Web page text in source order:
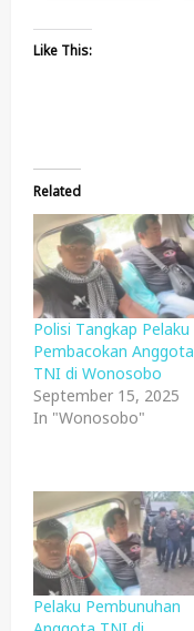
Like This:
Related
Polisi Tangkap Pelaku
Pembacokan Anggota
TNI di Wonosobo
September 15, 2025
In "Wonosobo"
Pelaku Pembunuhan